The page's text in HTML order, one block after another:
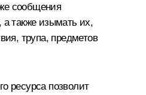
сообщения
а также изымать их,
трупа, предметов
ресурса позволит